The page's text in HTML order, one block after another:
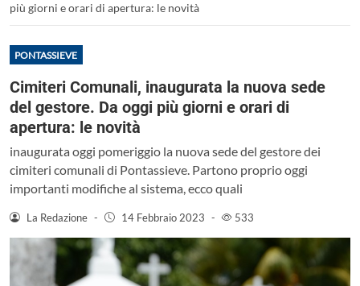
più giorni e orari di apertura: le novità
PONTASSIEVE
Cimiteri Comunali, inaugurata la nuova sede
del gestore. Da oggi più giorni e orari di
apertura: le novità
inaugurata oggi pomeriggio la nuova sede del gestore dei
cimiteri comunali di Pontassieve. Partono proprio oggi
importanti modifiche al sistema, ecco quali
La Redazione - 14 Febbraio 2023 - 533